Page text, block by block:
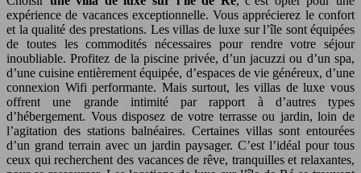
expérience de vacances exceptionnelle. Vous apprécierez le confort
et la qualité des prestations. Les villas de luxe sur l’île sont équipées
de toutes les commodités nécessaires pour rendre votre séjour
inoubliable. Profitez de la piscine privée, d’un jacuzzi ou d’un spa,
d’une cuisine entièrement équipée, d’espaces de vie généreux, d’une
connexion Wifi performante. Mais surtout, les villas de luxe vous
offrent une grande intimité par rapport à d’autres types
d’hébergement. Vous disposez de votre terrasse ou jardin, loin de
l’agitation des stations balnéaires. Certaines villas sont entourées
d’un grand terrain avec un jardin paysager. C’est l’idéal pour tous
ceux qui recherchent des vacances de rêve, tranquilles et relaxantes,